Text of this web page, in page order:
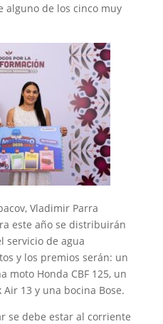
alguno de los cinco muy
Vladimir Parra
este año se distribuirán
servicio de agua
y los premios serán: un
moto Honda CBF 125, un
Air 13 y una bocina Bose.
se debe estar al corriente